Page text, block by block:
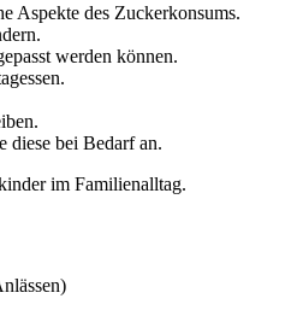
Aspekte des Zuckerkonsums.
werden können.
diese bei Bedarf an.
im Familienalltag.